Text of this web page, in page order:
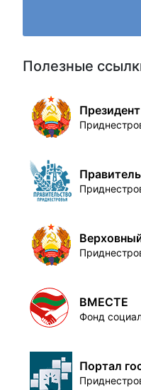
Полезные
Президент
ВМЕСТЕ
Фонд
Портал